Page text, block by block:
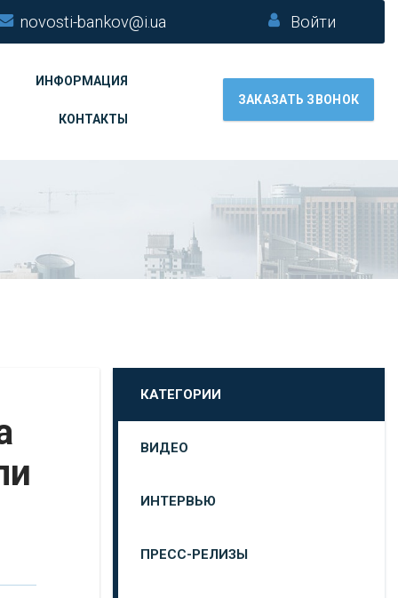
novosti-bankov@i.ua Войти
ИНФОРМАЦИЯ
КОНТАКТЫ
ЗАКАЗАТЬ ЗВОНОК
КАТЕГОРИИ
ВИДЕО
ИНТЕРВЬЮ
ПРЕСС-РЕЛИЗЫ